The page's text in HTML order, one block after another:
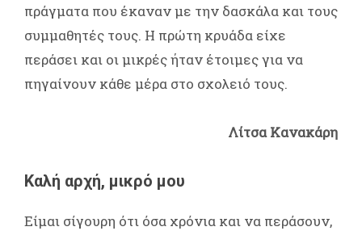
πράγματα που έκαναν με την δασκάλα και τους
συμμαθητές τους. Η πρώτη κρυάδα είχε
περάσει και οι μικρές ήταν έτοιμες για να
πηγαίνουν κάθε μέρα στο σχολειό τους.
Λίτσα Κανακάρη
Καλή αρχή, μικρό μου
Είμαι σίγουρη ότι όσα χρόνια και να περάσουν,